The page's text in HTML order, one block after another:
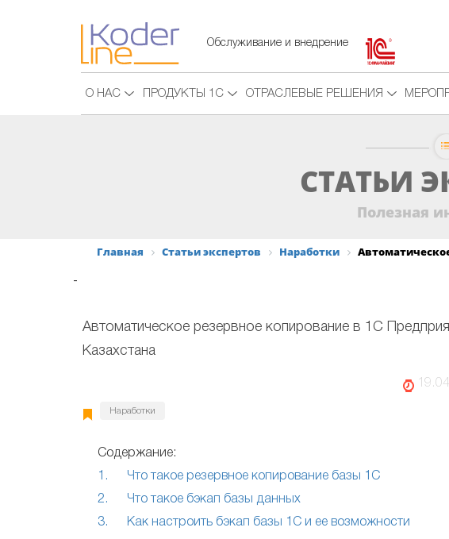
Обслуживание и внедрение
О НАС ПРОДУКТЫ 1С ОТРАСЛЕВЫЕ РЕШЕНИЯ
СТАТЬИ
Полезная
Главная Статьи экспертов Наработки
-
Автоматическое резервное копирование в 1С
Казахстана
Наработки
Содержание:
1. Что такое резервное копирование базы 1С
2. Что такое бэкап базы данных
3. Как настроить бэкап базы 1С и ее возможности